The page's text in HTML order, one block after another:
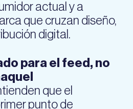
actual y a
que cruzan diseño,
digital.
para el feed, no
que el
punto de